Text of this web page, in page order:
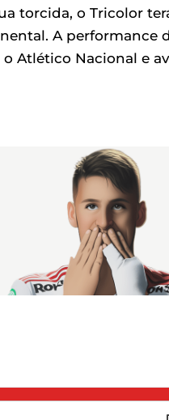
torcida, o Tricolor
A performance
Atlético Nacional e